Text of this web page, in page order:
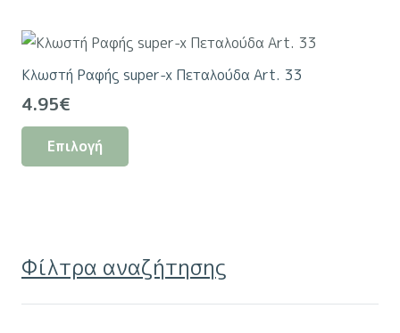
πολλαπλές
παραλλαγές.
σελίδα
του
προϊόντος
Κλωστή Ραφής super-x Πεταλούδα Art. 33
4.95€
Επιλογή
Οι
επιλογές
Φίλτρα αναζήτησης